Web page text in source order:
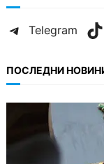
Telegram
ПОСЛЕДНИ